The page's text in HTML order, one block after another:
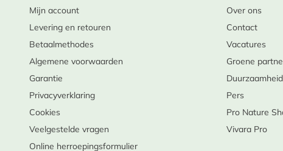
Mijn account
Levering en retouren
Betaalmethodes
Algemene voorwaarden
Garantie
Privacyverklaring
Cookies
Veelgestelde vragen
Online herroepingsformulier
Over ons
Contact
Vacatures
Groene
Duurzaamheid
Pers
Pro Nature
Vivara Pro